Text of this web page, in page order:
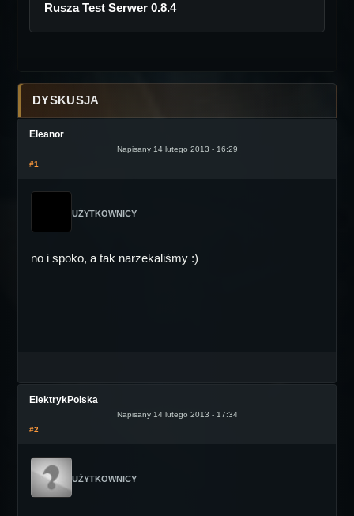
Rusza Test Serwer 0.8.4
DYSKUSJA
Eleanor
Napisany 14 lutego 2013 - 16:29
#1
UŻYTKOWNICY
no i spoko, a tak narzekaliśmy :)
ElektrykPolska
Napisany 14 lutego 2013 - 17:34
#2
UŻYTKOWNICY